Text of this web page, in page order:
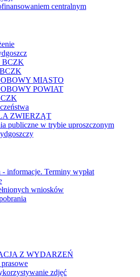
centralnym
BCZK
MIASTO
POWIAT
ZWIERZĄT
publiczne w trybie uproszczonym
- informacje. Terminy wypłat
wniosków
Z WYDARZEŃ
zdjęć